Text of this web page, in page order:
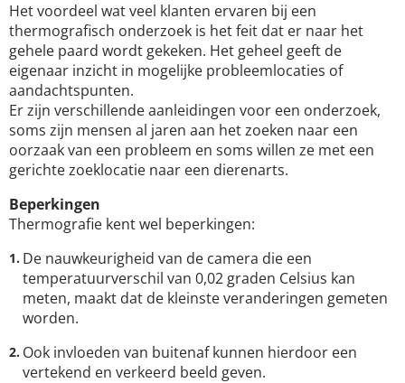
Het voordeel wat veel klanten ervaren bij een
thermografisch onderzoek is het feit dat er naar het
gehele paard wordt gekeken. Het geheel geeft de
eigenaar inzicht in mogelijke probleemlocaties of
aandachtspunten.
Er zijn verschillende aanleidingen voor een onderzoek,
soms zijn mensen al jaren aan het zoeken naar een
oorzaak van een probleem en soms willen ze met een
gerichte zoeklocatie naar een dierenarts.
Beperkingen
Thermografie kent wel beperkingen:
De nauwkeurigheid van de camera die een
temperatuurverschil van 0,02 graden Celsius kan
meten, maakt dat de kleinste veranderingen gemeten
worden.
Ook invloeden van buitenaf kunnen hierdoor een
vertekend en verkeerd beeld geven.